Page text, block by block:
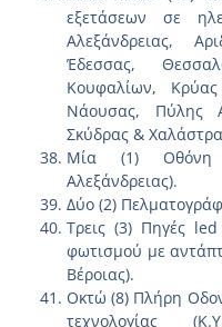
εξετάσεων σε
Αλεξάνδρειας,
Έδεσσας,
Κουφαλίων,
Νάουσας, Πύλης
Σκύδρας &
Μία (1) Οθόνη
Αλεξάνδρειας).
Δύο (2)
Τρεις (3) Πηγές
φωτισμού με
Βέροιας).
Οκτώ (8) Πλήρη
τεχνολογίας